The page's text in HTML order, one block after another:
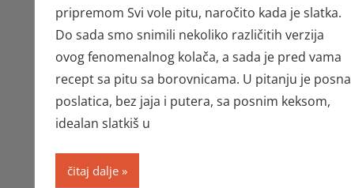
pripremom Svi vole pitu, naročito kada je slatka.
Do sada smo snimili nekoliko različitih verzija
ovog fenomenalnog kolača, a sada je pred vama
recept sa pitu sa borovnicama. U pitanju je posna
poslatica, bez jaja i putera, sa posnim keksom,
idealan slatkiš u
čitaj dalje